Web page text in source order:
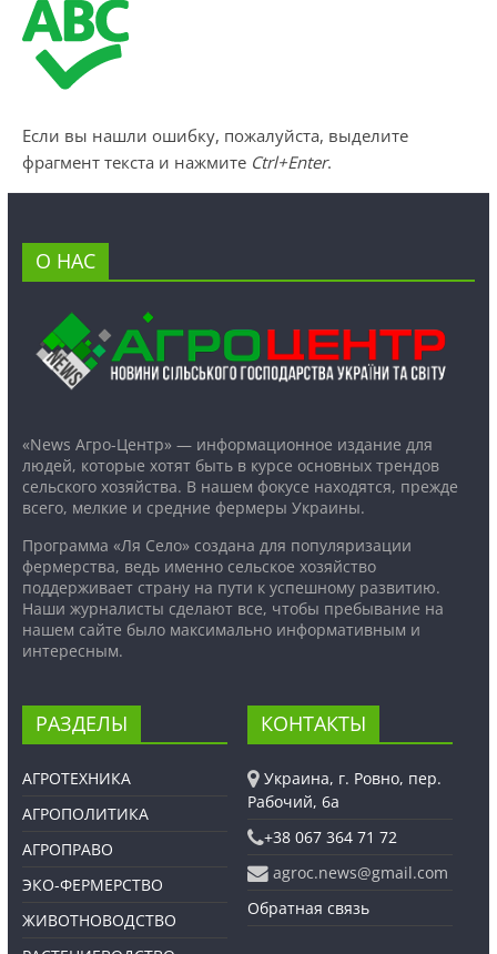
Если вы нашли ошибку, пожалуйста, выделите
фрагмент текста и нажмите Ctrl+Enter.
О НАС
«News Агро-Центр» — информационное издание для
людей, которые хотят быть в курсе основных трендов
сельского хозяйства. В нашем фокусе находятся, прежде
всего, мелкие и средние фермеры Украины.
Программа «Ля Село» создана для популяризации
фермерства, ведь именно сельское хозяйство
поддерживает страну на пути к успешному развитию.
Наши журналисты сделают все, чтобы пребывание на
нашем сайте было максимально информативным и
интересным.
РАЗДЕЛЫ
АГРОТЕХНИКА
АГРОПОЛИТИКА
АГРОПРАВО
ЭКО-ФЕРМЕРСТВО
ЖИВОТНОВОДСТВО
КОНТАКТЫ
Украина, г. Ровно, пер.
Рабочий, 6а
+38 067 364 71 72
agroc.news@gmail.com
Обратная связь